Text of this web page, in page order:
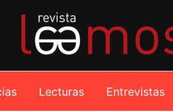
Lecturas Entrevistas